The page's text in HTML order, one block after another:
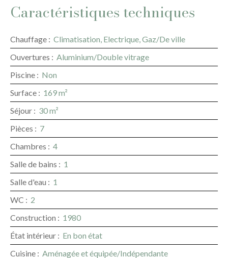
Caractéristiques techniques
Chauffage : Climatisation, Electrique, Gaz/De ville
Ouvertures : Aluminium/Double vitrage
Piscine : Non
Surface : 169m²
Séjour : 30m²
Pièces : 7
Chambres : 4
Salle de bains : 1
Salle d'eau : 1
WC : 2
Construction : 1980
État intérieur : En bon état
Cuisine : Aménagée et équipée/Indépendante